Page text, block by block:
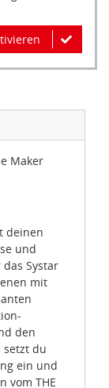
Maker
und
Systar
mit
den
du
ein und
vom THE